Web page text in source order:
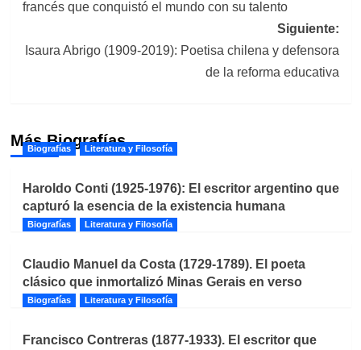
entradas
francés que conquistó el mundo con su talento
Siguiente:
Isaura Abrigo (1909-2019): Poetisa chilena y defensora
de la reforma educativa
Más Biografías
Biografías Literatura y Filosofía
Haroldo Conti (1925-1976): El escritor argentino que
capturó la esencia de la existencia humana
Biografías Literatura y Filosofía
Claudio Manuel da Costa (1729-1789). El poeta
clásico que inmortalizó Minas Gerais en verso
Biografías Literatura y Filosofía
Francisco Contreras (1877-1933). El escritor que